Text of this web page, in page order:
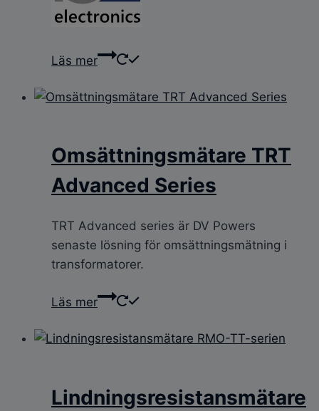
Läs mer
Omsättningsmätare TRT
Advanced Series
TRT Advanced series är DV Powers
senaste lösning för omsättningsmätning i
transformatorer.
Läs mer
Lindningsresistansmätare